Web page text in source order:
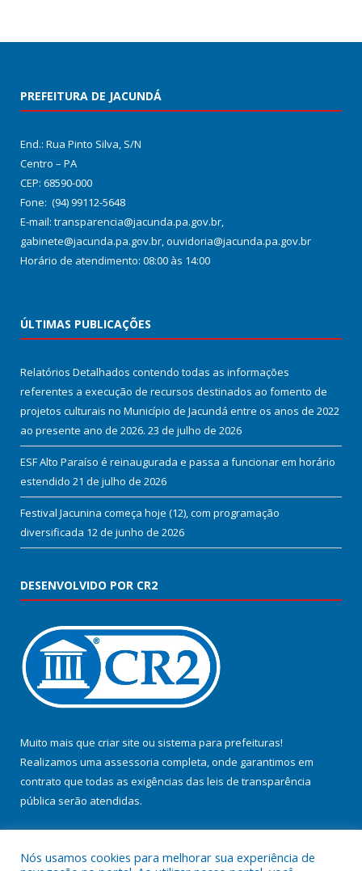
PREFEITURA DE JACUNDÁ
End.: Rua Pinto Silva, S/N
Centro – PA
CEP: 68590-000
Fone: (94) 99112-5648
E-mail: transparencia@jacunda.pa.gov.br,
gabinete@jacunda.pa.gov.br, ouvidoria@jacunda.pa.gov.br
Horário de atendimento: 08:00 às 14:00
ÚLTIMAS PUBLICAÇÕES
Relatórios Detalhados contendo todas as informações
referentes a execução de recursos destinados ao fomento de
projetos culturais no Município de Jacundá entre os anos de 2022
ao presente ano de 2026. 23 de julho de 2026
ESF Alto Paraíso é reinaugurada e passa a funcionar em horário
estendido 21 de julho de 2026
Festival Jacunina começa hoje (12), com programação
diversificada 12 de junho de 2026
DESENVOLVIDO POR CR2
Muito mais que criar site ou sistema para prefeituras!
Realizamos uma assessoria completa, onde garantimos em
contrato que todas as exigências das leis de transparência
pública serão atendidas.
Nós usamos cookies para melhorar sua experiência de